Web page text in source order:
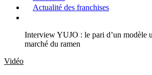
Actualité des franchises
Interview YUJO : le pari d’un modèle
marché du ramen
Vidéo